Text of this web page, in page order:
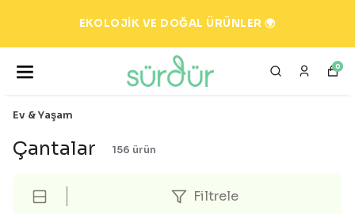
EKOLOJİK VE DOĞAL ÜRÜNLER 🌍
0
Ev & Yaşam
Çantalar 156 ürün
Filtrele